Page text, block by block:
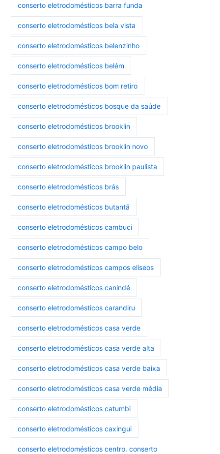
conserto eletrodomésticos barra funda
conserto eletrodomésticos bela vista
conserto eletrodomésticos belenzinho
conserto eletrodomésticos belém
conserto eletrodomésticos bom retiro
conserto eletrodomésticos bosque da saúde
conserto eletrodomésticos brooklin
conserto eletrodomésticos brooklin novo
conserto eletrodomésticos brooklin paulista
conserto eletrodomésticos brás
conserto eletrodomésticos butantã
conserto eletrodomésticos cambuci
conserto eletrodomésticos campo belo
conserto eletrodomésticos campos elíseos
conserto eletrodomésticos canindé
conserto eletrodomésticos carandiru
conserto eletrodomésticos casa verde
conserto eletrodomésticos casa verde alta
conserto eletrodomésticos casa verde baixa
conserto eletrodomésticos casa verde média
conserto eletrodomésticos catumbi
conserto eletrodomésticos caxingui
conserto eletrodomésticos centro. conserto